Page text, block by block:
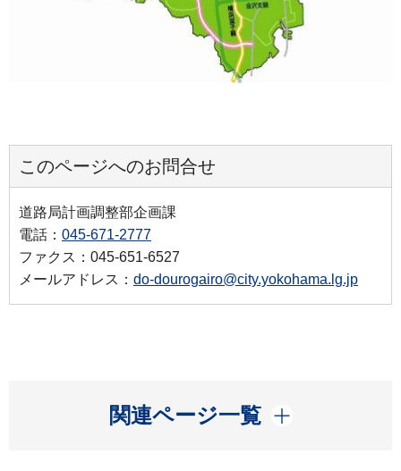
このページへのお問合せ
道路局計画調整部企画課
電話： 045-671-2777
ファクス：045-651-6527
メールアドレス： do-dourogairo@city.yokohama.lg.jp
関連ページ一覧
開く